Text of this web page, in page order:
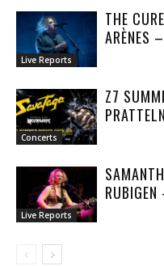
Live Reports
THE
ARÈNES
Concerts
Z7
Live Reports